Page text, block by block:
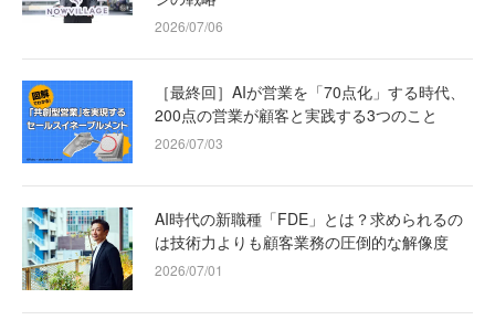
2026/07/06
［最終回］AIが営業を「70点化」する時代、
200点の営業が顧客と実践する3つのこと
2026/07/03
AI時代の新職種「FDE」とは？求められるの
は技術力よりも顧客業務の圧倒的な解像度
2026/07/01